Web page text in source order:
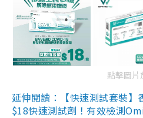
點擊圖片
延伸閱讀：【快速測試套裝
$18快速測試劑！有效檢測